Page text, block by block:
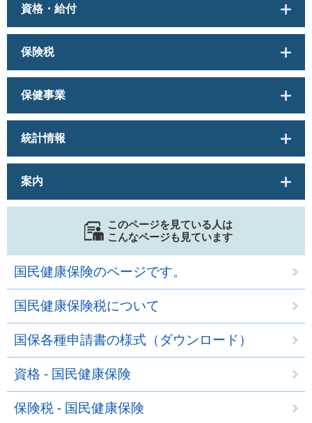
資格・給付
保険税
保健事業
統計情報
案内
このページを見ている人は
こんなページも見ています
国民健康保険のページです。
国民健康保険税について
国保各種申請書の様式（ダウンロード）
資格 - 国民健康保険
保険税 - 国民健康保険